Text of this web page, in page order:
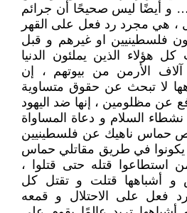
… و أيضًا ليس صحيحًا أن جرائم
هي مجرد رد فعل على القهر
فلسطينيين او غيرهم و قبل
الذين يملئون الدنيا
الأرمن من بيوتهم ، إن
لا تبحث عن حقوق متساوية
عن مظلومين ، إنها ضد اليهود
السلام و دعاة المساواة
حماس ناهيك عن فلسطينيين
يكونوا في طريق مقاتلي حماس
استطاعوا قتله حتى قتلوا ،
أشباهها قتلت و تقتل كل
على الاحتلال و قمعه